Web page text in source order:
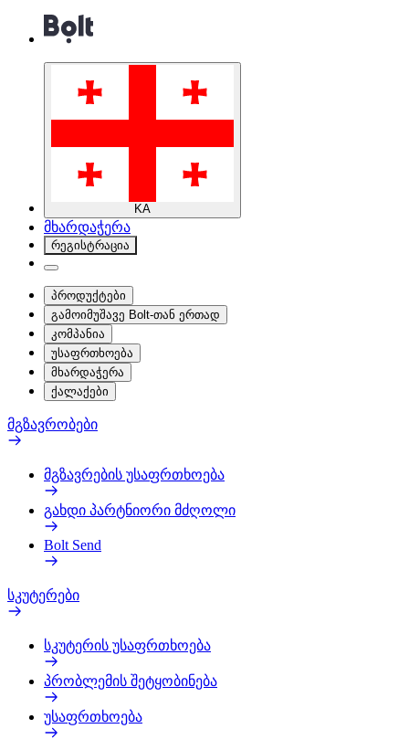
KA
მხარდაჭერა
რეგისტრაცია
პროდუქტები
გამოიმუშავე Bolt-თან ერთად
კომპანია
უსაფრთხოება
მხარდაჭერა
ქალაქები
მგზავრობები
მგზავრების უსაფრთხოება
გახდი პარტნიორი მძღოლი
Bolt Send
სკუტერები
სკუტერის უსაფრთხოება
პრობლემის შეტყობინება
უსაფრთხოება